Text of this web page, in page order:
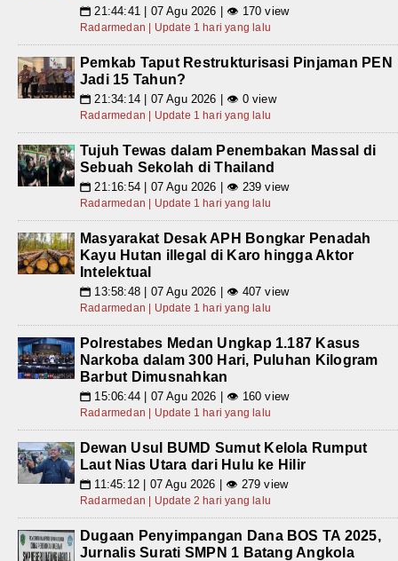
📅 21:44:41 | 07 Agu 2026 | 👁 170 view
Radarmedan | Update 1 hari yang lalu
Pemkab Taput Restrukturisasi Pinjaman PEN
Jadi 15 Tahun?
📅 21:34:14 | 07 Agu 2026 | 👁 0 view
Radarmedan | Update 1 hari yang lalu
Tujuh Tewas dalam Penembakan Massal di
Sebuah Sekolah di Thailand
📅 21:16:54 | 07 Agu 2026 | 👁 239 view
Radarmedan | Update 1 hari yang lalu
Masyarakat Desak APH Bongkar Penadah
Kayu Hutan illegal di Karo hingga Aktor
Intelektual
📅 13:58:48 | 07 Agu 2026 | 👁 407 view
Radarmedan | Update 1 hari yang lalu
Polrestabes Medan Ungkap 1.187 Kasus
Narkoba dalam 300 Hari, Puluhan Kilogram
Barbut Dimusnahkan
📅 15:06:44 | 07 Agu 2026 | 👁 160 view
Radarmedan | Update 1 hari yang lalu
Dewan Usul BUMD Sumut Kelola Rumput
Laut Nias Utara dari Hulu ke Hilir
📅 11:45:12 | 07 Agu 2026 | 👁 279 view
Radarmedan | Update 2 hari yang lalu
Dugaan Penyimpangan Dana BOS TA 2025,
Jurnalis Surati SMPN 1 Batang Angkola